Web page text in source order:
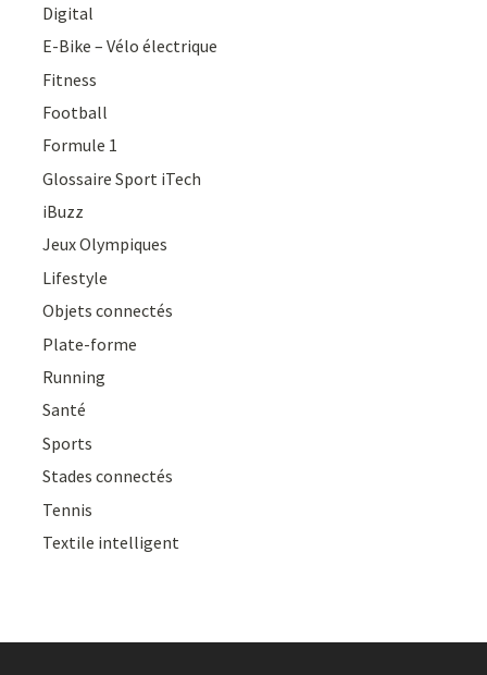
Digital
E-Bike – Vélo électrique
Fitness
Football
Formule 1
Glossaire Sport iTech
iBuzz
Jeux Olympiques
Lifestyle
Objets connectés
Plate-forme
Running
Santé
Sports
Stades connectés
Tennis
Textile intelligent